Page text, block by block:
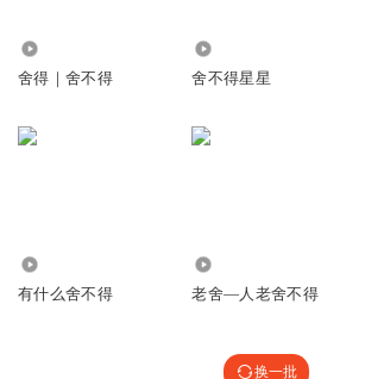
舍得｜舍不得 舍不得星星
有什么舍不得 老舍—人老舍不得
换一批